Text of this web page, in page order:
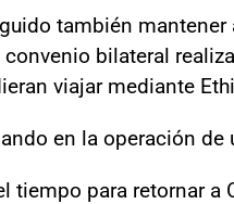
también
convenio bilateral
viajar mediante
en la operación
tiempo para retornar a